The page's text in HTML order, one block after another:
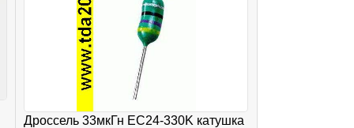
Дроссель 33мкГн EC24-330K катушка